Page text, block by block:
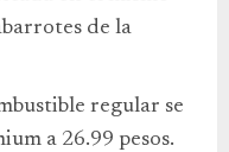
de la
regular se
a 26.99 pesos.